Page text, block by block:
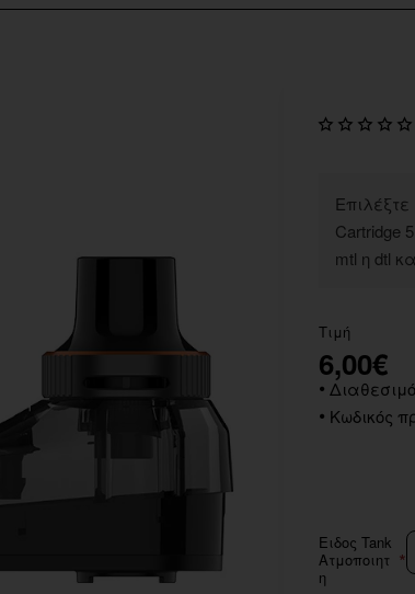
Cartridge
mtl η dtl
Τιμή
6,00€
Κωδικός
Ειδος Tank
Ατμοποιητ
η